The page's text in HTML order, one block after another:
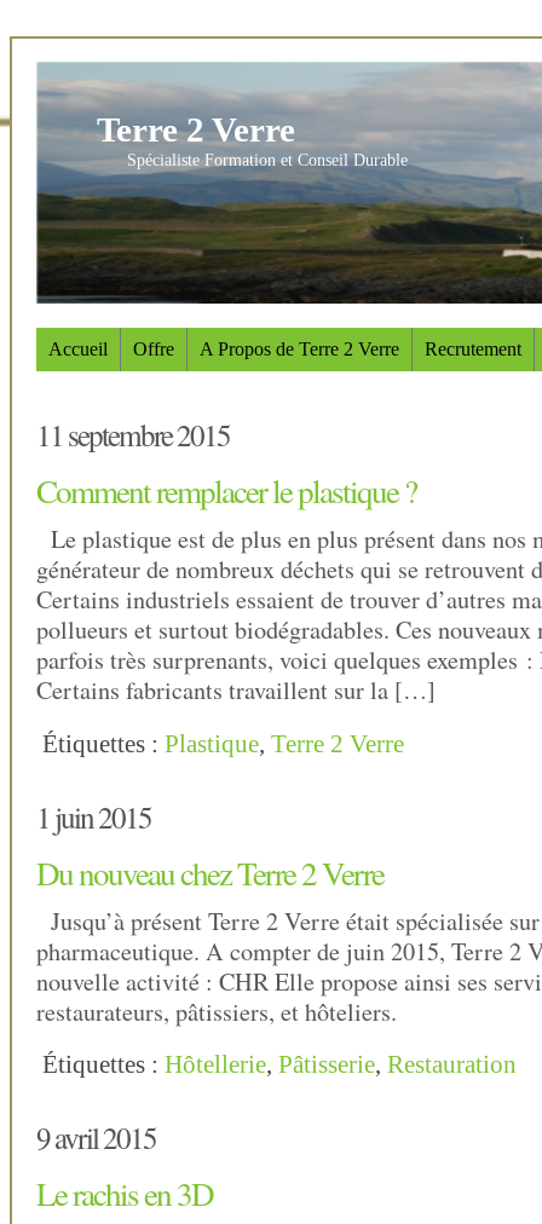
Terre 2 Verre
Spécialiste Formation et Conseil Durable
Accueil Offre A Propos de Terre 2 Verre Recrutement
11 septembre 2015
Comment remplacer le plastique ?
Le plastique est de plus en plus présent dans nos
générateur de nombreux déchets qui se retrouvent
Certains industriels essaient de trouver d’autres
pollueurs et surtout biodégradables. Ces
parfois très surprenants, voici quelques exemples
Certains fabricants travaillent sur la […]
Étiquettes : Plastique, Terre 2 Verre
1 juin 2015
Du nouveau chez Terre 2 Verre
Jusqu’à présent Terre 2 Verre était spécialisée
pharmaceutique. A compter de juin 2015, Terre 2
nouvelle activité : CHR Elle propose ainsi ses
restaurateurs, pâtissiers, et hôteliers.
Étiquettes : Hôtellerie, Pâtisserie, Restauration
9 avril 2015
Le rachis en 3D